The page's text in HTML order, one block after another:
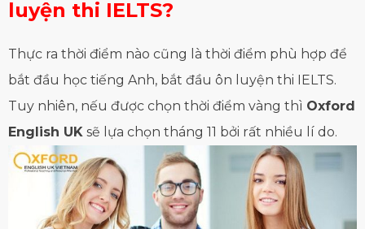
luyện thi IELTS?
Thực ra thời điểm nào cũng là thời điểm phù hợp để
bắt đầu học tiếng Anh, bắt đầu ôn luyện thi IELTS.
Tuy nhiên, nếu được chọn thời điểm vàng thì Oxford
English UK sẽ lựa chọn tháng 11 bởi rất nhiều lí do.